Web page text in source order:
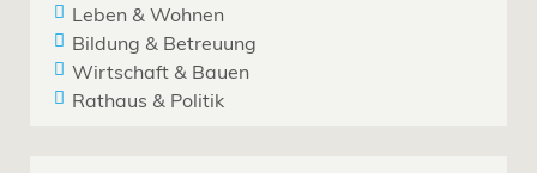
Leben & Wohnen
Bildung & Betreuung
Wirtschaft & Bauen
Rathaus & Politik